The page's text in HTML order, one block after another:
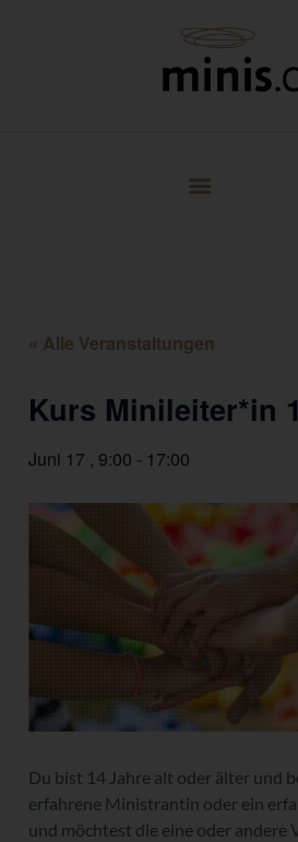
« Alle Veranstaltungen
Kurs Minileiter*in
Juni 17 , 9:00 - 17:00
Du bist 14 Jahre alt oder älter und
erfahrene Ministrantin oder ein
und möchtest die eine oder andere